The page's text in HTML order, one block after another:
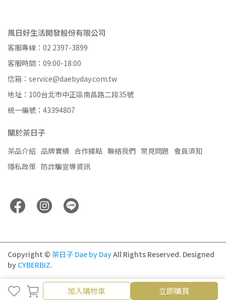
取消 完成
加入購物車 立即購買
風日好生活開發股份有限公司
客服專線：02 2397-3899
客服時間：09:00-18:00
信箱：service@daebyday.com.tw
地址：100台北市中正區南昌路二段35號
統一編號：43394807
關於茶日子
茶品介紹 品牌實績 合作據點 聯絡我們 常見問題 會員須知
隱私政策 防詐騙宣導資訊
Copyright © 茶日子 Dae by DayAll Rights Reserved. Designed
by CYBERBIZ.